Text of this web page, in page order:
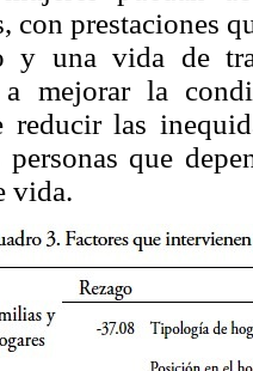
con prestaciones
y una vida de
a mejorar la
reducir las
personas que
vida.